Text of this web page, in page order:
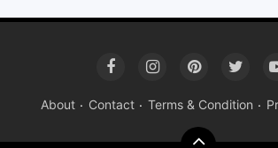
About Contact Terms & Condition